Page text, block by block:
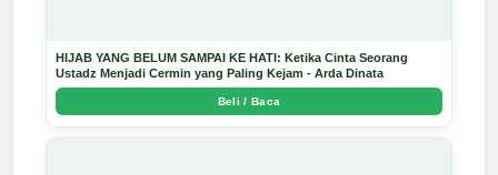
HIJAB YANG BELUM SAMPAI KE HATI: Ketika Cinta Seorang
Ustadz Menjadi Cermin yang Paling Kejam - Arda Dinata
Beli / Baca